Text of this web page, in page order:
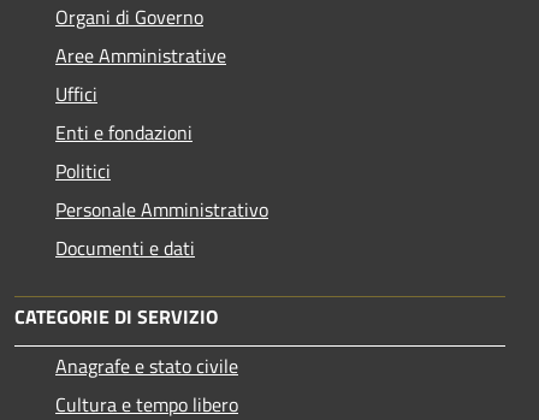
Organi di Governo
Aree Amministrative
Uffici
Enti e fondazioni
Politici
Personale Amministrativo
Documenti e dati
CATEGORIE DI SERVIZIO
Anagrafe e stato civile
Cultura e tempo libero